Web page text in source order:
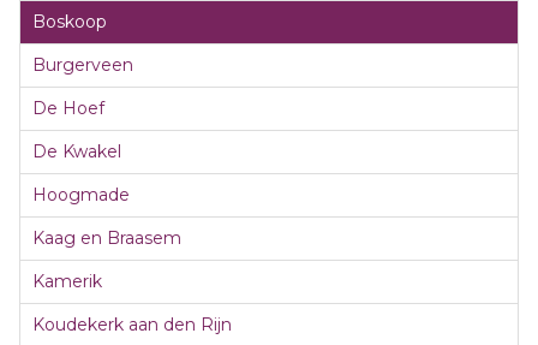
Boskoop
Burgerveen
De Hoef
De Kwakel
Hoogmade
Kaag en Braasem
Kamerik
Koudekerk aan den Rijn